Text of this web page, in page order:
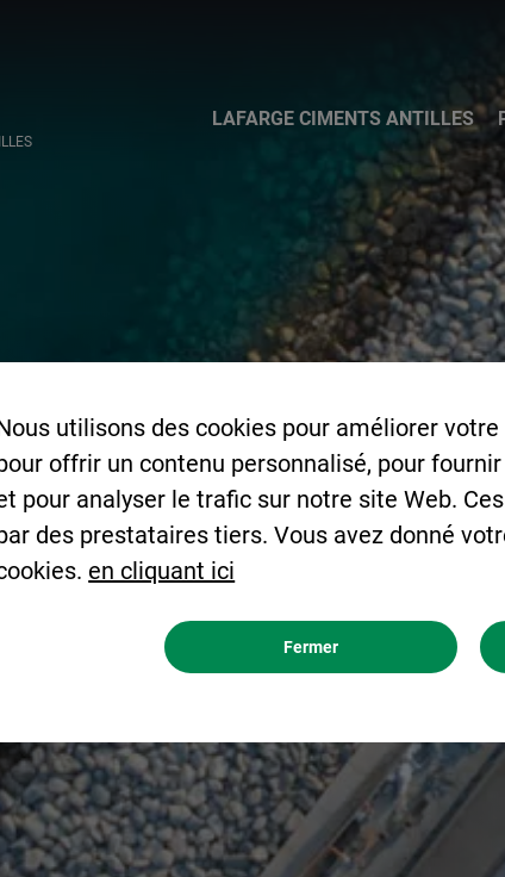
LAFARGE CIMENTS ANTILLES
14001
utilisons des cookies pour améliorer
offrir un contenu personnalisé, pour
pour analyser le trafic sur notre site Web.
des prestataires tiers. Vous avez donné
en cliquant ici
Fermer